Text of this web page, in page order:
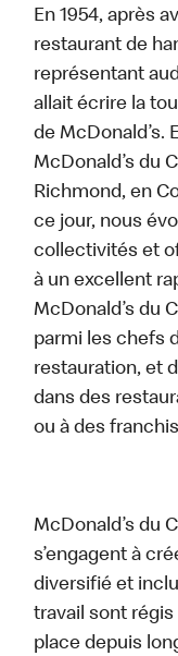
En 1954, après
restaurant de
représentant
allait écrire la
de McDonald’s.
McDonald’s du
Richmond, en
ce jour, nous
collectivités et
à un excellent
McDonald’s du
parmi les chefs
restauration, et
dans des
ou à des
McDonald’s du
s’engagent à
diversifié et
travail sont
place depuis